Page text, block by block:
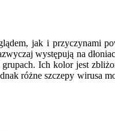
jak i przyczynami
występują na
Ich kolor jest
różne szczepy wirusa